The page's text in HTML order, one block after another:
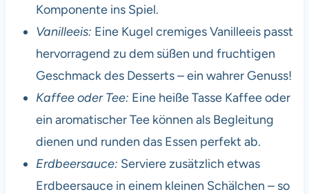
Komponente ins Spiel.
Vanilleeis: Eine Kugel cremiges Vanilleeis passt
hervorragend zu dem süßen und fruchtigen
Geschmack des Desserts – ein wahrer Genuss!
Kaffee oder Tee: Eine heiße Tasse Kaffee oder
ein aromatischer Tee können als Begleitung
dienen und runden das Essen perfekt ab.
Erdbeersauce: Serviere zusätzlich etwas
Erdbeersauce in einem kleinen Schälchen – so